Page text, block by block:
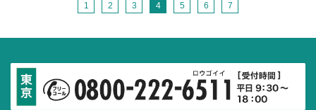
1 2 3 4 5 6 7